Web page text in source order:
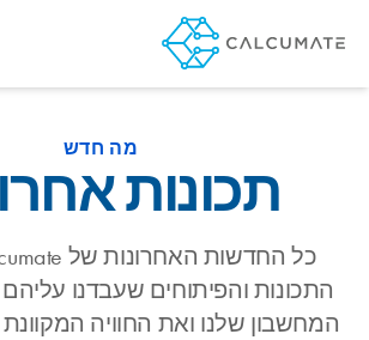
מה חדש
תכונות
התכונות והפיתוחים שעבדנו
המחשבון שלנו ואת החוויה